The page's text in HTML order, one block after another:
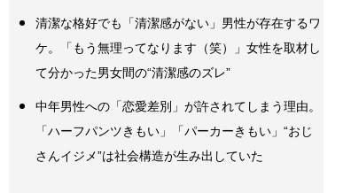
清潔な格好でも「清潔感がない」男性が存在するワ
ケ。「もう無理ってなります（笑）」女性を取材し
て分かった男女間の“清潔感のズレ”
中年男性への「恋愛差別」が許されてしまう理由。
「ハーフパンツきもい」「パーカーきもい」“おじ
さんイジメ”は社会構造が生み出していた